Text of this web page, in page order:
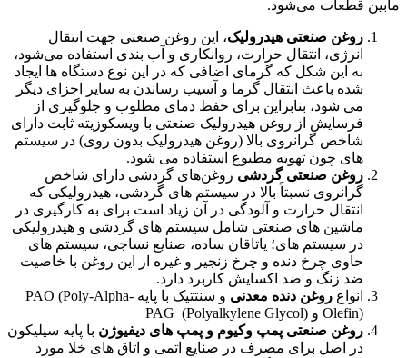
مابین قطعات می‌شود.
روغن صنعتی هیدرولیک، این روغن صنعتی جهت انتقال
انرژی، انتقال حرارت، روانکاری و آب بندی استفاده می‌شود،
به این شکل که گرمای اضافی که در این نوع دستگاه ها ایجاد
شده باعث انتقال گرما و آسیب رساندن به سایر اجزای دیگر
می شود، بنابراین برای حفظ دمای مطلوب و جلوگیری از
فرسایش از روغن هیدرولیک صنعتی با ویسکوزیته ثابت دارای
شاخص گرانروی بالا (روغن هیدرولیک بدون روی) در سیستم
های چون تهویه مطبوع استفاده می شود.
روغن صنعتی گردشی روغن‌های گردشی دارای شاخص
گرانروی نسبتاً بالا در سیستم های گردشی، هیدرولیکی که
انتقال حرارت و آلودگی در آن زیاد است برای به کارگیری در
ماشین های صنعتی شامل سیستم های گردشی و هیدرولیکی
در سیستم های؛ یاتاقان ساده، صنایع نساجی، سیستم های
حاوی چرخ دنده و چرخ زنجیر و غیره از این روغن با خاصیت
ضد زنگ و ضد اکسایش کاربرد دارد.
انواع روغن دنده معدنی
و سنتتیک با پایه PAO (Poly-Alpha-
Olefin) و PAG ‪ (Polyalkylene Glycol)‬
روغن صنعتی پمپ وکیوم و پمپ های دیفیوژن با پایه سیلیکون
در اصل برای مصرف در صنایع اتمی و اتاق های خلا مورد